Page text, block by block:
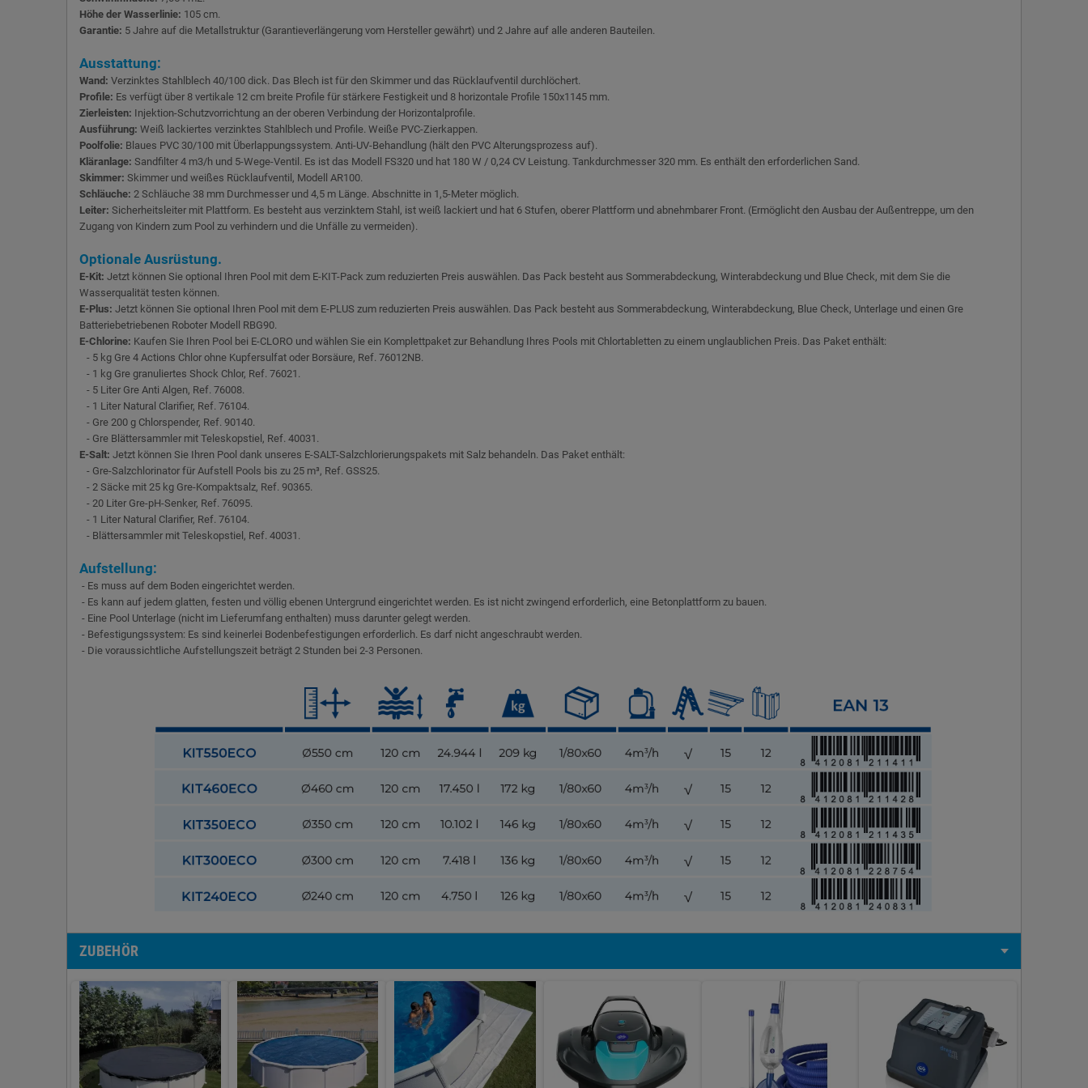
Höhe der Wasserlinie: 105 cm.
Garantie: 5 Jahre auf die Metallstruktur (Garantieverlängerung vom Hersteller gewährt) und 2 Jahre auf alle anderen Bauteilen.
Ausstattung:
Wand: Verzinktes Stahlblech 40/100 dick. Das Blech ist für den Skimmer und das Rücklaufventil durchlöchert.
Profile: Es verfügt über 8 vertikale 12 cm breite Profile für stärkere Festigkeit und 8 horizontale Profile 150x1145 mm.
Zierleisten: Injektion-Schutzvorrichtung an der oberen Verbindung der Horizontalprofile.
Ausführung: Weiß lackiertes verzinktes Stahlblech und Profile. Weiße PVC-Zierkappen.
Poolfolie: Blaues PVC 30/100 mit Überlappungssystem. Anti-UV-Behandlung (hält den PVC Alterungsprozess auf).
Kläranlage: Sandfilter 4 m3/h und 5-Wege-Ventil. Es ist das Modell FS320 und hat 180 W / 0,24 CV Leistung. Tankdurchmesser 320 mm. Es enthält den erforderlichen Sand.
Skimmer: Skimmer und weißes Rücklaufventil, Modell AR100.
Schläuche: 2 Schläuche 38 mm Durchmesser und 4,5 m Länge. Abschnitte in 1,5-Meter möglich.
Leiter: Sicherheitsleiter mit Plattform. Es besteht aus verzinktem Stahl, ist weiß lackiert und hat 6 Stufen, oberer Plattform und abnehmbarer Front. (Ermöglicht den Ausbau der Außentreppe, um den
Zugang von Kindern zum Pool zu verhindern und die Unfälle zu vermeiden).
Optionale Ausrüstung.
E-Kit: Jetzt können Sie optional Ihren Pool mit dem E-KIT-Pack zum reduzierten Preis auswählen. Das Pack besteht aus Sommerabdeckung, Winterabdeckung und Blue Check, mit dem Sie die
Wasserqualität testen können.
E-Plus: Jetzt können Sie optional Ihren Pool mit dem E-PLUS zum reduzierten Preis auswählen. Das Pack besteht aus Sommerabdeckung, Winterabdeckung, Blue Check, Unterlage und einen Gre
Batteriebetriebenen Roboter Modell RBG90.
E-Chlorine: Kaufen Sie Ihren Pool bei E-CLORO und wählen Sie ein Komplettpaket zur Behandlung Ihres Pools mit Chlortabletten zu einem unglaublichen Preis. Das Paket enthält:
- 5 kg Gre 4 Actions Chlor ohne Kupfersulfat oder Borsäure, Ref. 76012NB.
- 1 kg Gre granuliertes Shock Chlor, Ref. 76021.
- 5 Liter Gre Anti Algen, Ref. 76008.
- 1 Liter Natural Clarifier, Ref. 76104.
- Gre 200 g Chlorspender, Ref. 90140.
- Gre Blättersammler mit Teleskopstiel, Ref. 40031.
E-Salt: Jetzt können Sie Ihren Pool dank unseres E-SALT-Salzchlorierungspakets mit Salz behandeln. Das Paket enthält:
- Gre-Salzchlorinator für Aufstell Pools bis zu 25 m³, Ref. GSS25.
- 2 Säcke mit 25 kg Gre-Kompaktsalz, Ref. 90365.
- 20 Liter Gre-pH-Senker, Ref. 76095.
- 1 Liter Natural Clarifier, Ref. 76104.
- Blättersammler mit Teleskopstiel, Ref. 40031.
Aufstellung:
- Es muss auf dem Boden eingerichtet werden.
- Es kann auf jedem glatten, festen und völlig ebenen Untergrund eingerichtet werden. Es ist nicht zwingend erforderlich, eine Betonplattform zu bauen.
- Eine Pool Unterlage (nicht im Lieferumfang enthalten) muss darunter gelegt werden.
- Befestigungssystem: Es sind keinerlei Bodenbefestigungen erforderlich. Es darf nicht angeschraubt werden.
- Die voraussichtliche Aufstellungszeit beträgt 2 Stunden bei 2-3 Personen.
ZUBEHÖR